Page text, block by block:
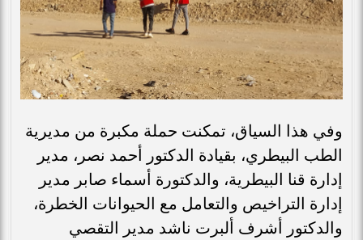
وفي هذا السياق، تمكنت حملة مكبرة من مديرية
الطب البيطري، بقيادة الدكتور أحمد نصر، مدير
إدارة قنا البيطرية، والدكتورة أسماء صابر مدير
إدارة التراخيص والتعامل مع الحيوانات الخطرة،
والدكتور أشرف ألبرت ناشد مدير التقصي